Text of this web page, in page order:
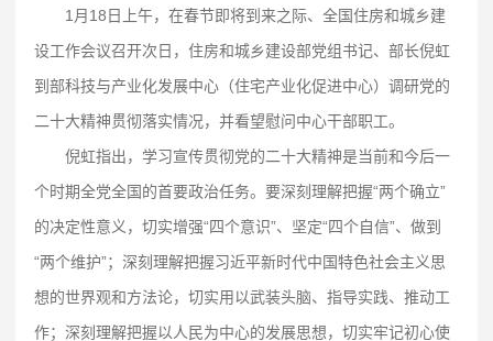
1月18日上午，在春节即将到来之际、全国住房和城乡建
设工作会议召开次日，住房和城乡建设部党组书记、部长倪虹
到部科技与产业化发展中心（住宅产业化促进中心）调研党的
二十大精神贯彻落实情况，并看望慰问中心干部职工。
倪虹指出，学习宣传贯彻党的二十大精神是当前和今后一
个时期全党全国的首要政治任务。要深刻理解把握“两个确立”
的决定性意义，切实增强“四个意识”、坚定“四个自信”、做到
“两个维护”；深刻理解把握习近平新时代中国特色社会主义思
想的世界观和方法论，切实用以武装头脑、指导实践、推动工
作；深刻理解把握以人民为中心的发展思想，切实牢记初心使